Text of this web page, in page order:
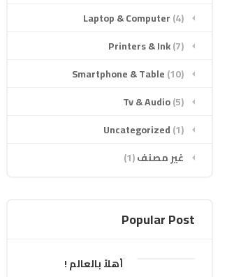
Laptop & Computer(4)
Printers & Ink(7)
Smartphone & Table(10)
Tv & Audio(5)
Uncategorized(1)
غير مصنف(1)
Popular Post
أهلاً بالعالم !